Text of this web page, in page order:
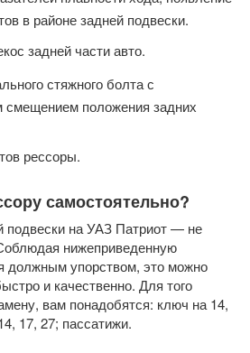
в районе задней подвески.
задней части авто.
стяжного болта с
положения задних
рессоры.
самостоятельно?
подвески на УАЗ Патриот — не
нижеприведенную
должным упорством, это можно
и качественно. Для того
вам понадобятся: ключ на 14,
17, 27; пассатижи.